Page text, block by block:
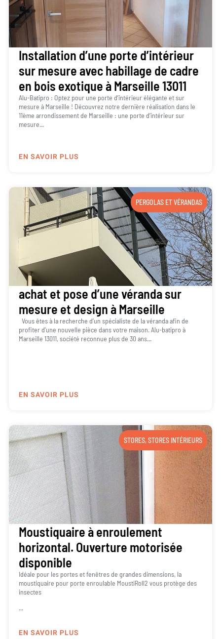
Installation d’une porte d’intérieur
sur mesure avec habillage de cadre
en bois exotique à Marseille 13011
Alu-Batipro : Optez pour une porte d’intérieur élégante et sur
mesure à Marseille ! Découvrez notre dernière réalisation dans le
11ème arrondissement de Marseille : une porte d’intérieur sur
mesure...
EN SAVOIR PLUS
PERGOLAS ET VÉRANDAS
achat et pose d’une véranda sur
mesure et design à Marseille
Vous êtes à la recherche d’un spécialiste de la véranda afin de
profiter d’une nouvelle pièce dans votre maison. Alu-batipro à
Marseille 13011, société reconnue plus de 30 ans...
EN SAVOIR PLUS
STORES,STORES INTÉRIEURS
Moustiquaire à enroulement
horizontal. Ouverture motorisée
disponible
Idéale pour les portes et fenêtres de grandes dimensions, la
moustiquaire pour porte enroulable MoustiRoll2 vous protège des
insectes
...
EN SAVOIR PLUS